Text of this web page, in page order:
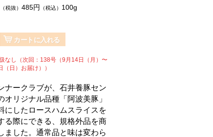
（税抜）485円 （税込） 100g
カートに入れる
なし（次回：138号（9月14日（月）〜
（日）お届け））
ナークラブが、石井養豚セン
オリジナル品種「阿波美豚」
にしたロースハムスライスを
る際にできる、規格外品を商
ました。通常品と味は変わら